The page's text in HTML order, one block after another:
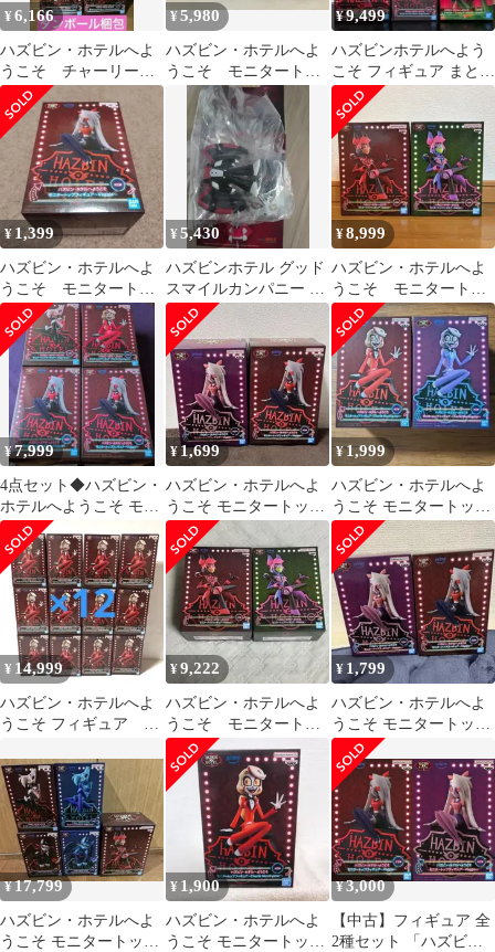
¥6,166
ハズビン・ホテルへよ
うこそ チャーリー
モニタートップ 4個
¥5,980
ハズビン・ホテルへよ
うこそ モニタートッ
プフィギュア チャーリ
ー ヴァギー
¥9,499
ハズビンホテルへよう
こそ フィギュア まとめ
売り 5 点セット
¥ 1,399
ハズビン・ホテルへよ
うこそ モニタートッ
プフィギュア ヴァギ
ー
¥5,430
ハズビンホテル グッド
スマイルカンパニー ブ
ラインド フィギュア 허
스크
¥8,999
ハズビン・ホテルへよ
うこそ モニタートッ
プフィギュア アラス
ター 2種セット
¥7,999
4点セット◆ハズビン・
ホテルへようこそ モニ
タートップフィギュア
¥1,699
ハズビン・ホテルへよ
うこそ モニタートップ
フィギュア ヴァギー 2
種セット
¥1,999
ハズビン・ホテルへよ
うこそ モニタートップ
フィギュア チャーリー
¥ 14,999
ハズビン・ホテルへよ
うこそ フィギュア チ
ター 12個
¥9,222
ハズビン・ホテルへよ
うこそ モニタートッ
プフィギュア アラス
ター 2つセット
¥ 1,799
ハズビン・ホテルへよ
うこそ モニタートップ
フィギュア ヴァギー 2
種セット
¥17,799
ハズビン・ホテルへよ
うこそ モニタートップ
¥ 1,900
ハズビン・ホテルへよ
うこそ モニタートップ
¥3,000
【中古】フィギュア 全
2種セット 「ハズビ